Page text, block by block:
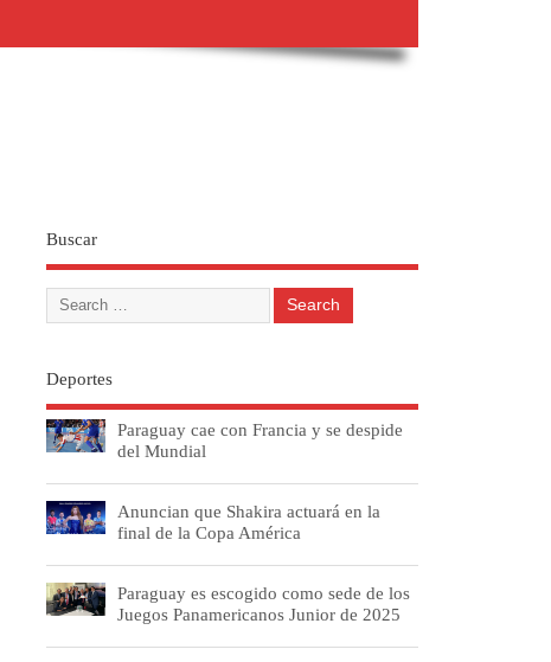
Buscar
Deportes
Paraguay cae con Francia y se despide
del Mundial
Anuncian que Shakira actuará en la
final de la Copa América
Paraguay es escogido como sede de los
Juegos Panamericanos Junior de 2025